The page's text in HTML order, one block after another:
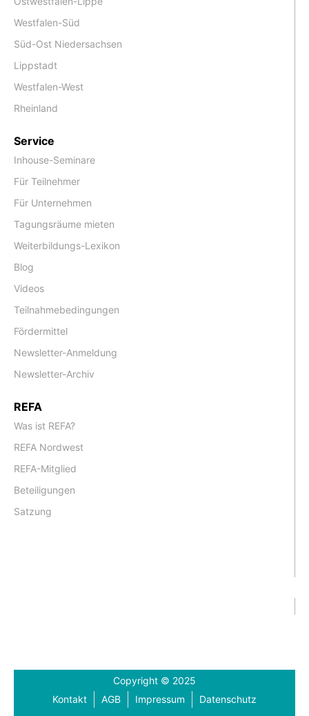
Westfalen-Süd
Süd-Ost Niedersachsen
Lippstadt
Westfalen-West
Rheinland
Service
Inhouse-Seminare
Für Teilnehmer
Für Unternehmen
Tagungsräume mieten
Weiterbildungs-Lexikon
Blog
Videos
Teilnahmebedingungen
Fördermittel
Newsletter-Anmeldung
Newsletter-Archiv
REFA
Was ist REFA?
REFA Nordwest
REFA-Mitglied
Beteiligungen
Satzung
Copyright © 2025
Kontakt
AGB Impressum Datenschutz